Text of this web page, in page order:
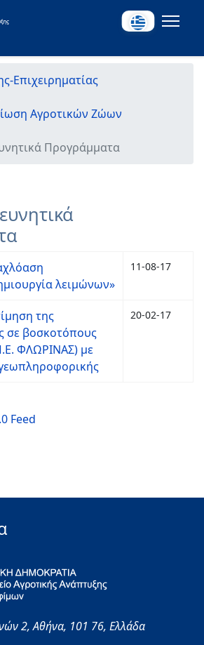
Επιχειρηματίας
Αγροτικών Ζώων
Προγράμματα
λειμώνων»
11-08-17
της
σε βοσκοτόπους
ΦΛΩΡΙΝΑΣ) με
20-02-17
Feed
2,Αθήνα, 101 76, Ελλάδα